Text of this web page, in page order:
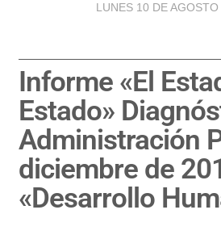
LUNES 10 DE
Informe «El
Estado»
Administración
diciembre de
«Desarrollo